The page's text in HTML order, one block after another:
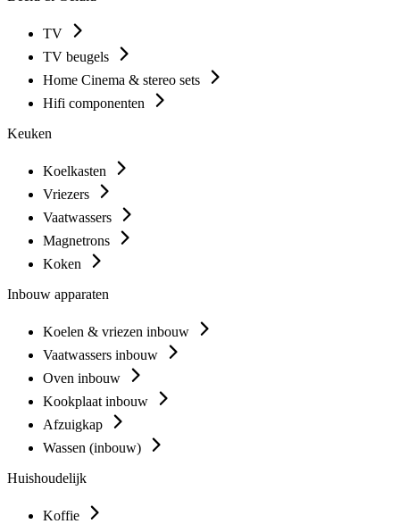
TV
TV beugels
Home Cinema & stereo sets
Hifi componenten
Keuken
Koelkasten
Vriezers
Vaatwassers
Magnetrons
Koken
Inbouw apparaten
Koelen & vriezen inbouw
Vaatwassers inbouw
Oven inbouw
Kookplaat inbouw
Afzuigkap
Wassen (inbouw)
Huishoudelijk
Koffie